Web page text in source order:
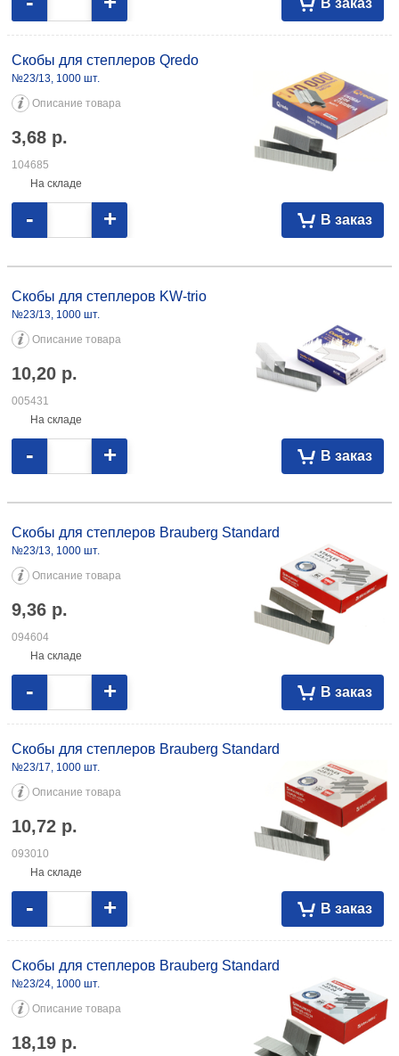
Скобы для степлеров Qredo
№23/13, 1000 шт.
Описание товара
3,68 р.
104685
На складе
В заказ
- +
Скобы для степлеров KW-trio
№23/13, 1000 шт.
Описание товара
10,20 р.
005431
На складе
В заказ
- +
№23/17, 1000 шт. 10,72 093010 №23/24, 1000 шт. 18,19 106060 №23/20,
1000 шт. 16,75 111583 №23/23, 1000 шт. 18,91 111584
Скобы для степлеров Brauberg Standard
№23/13, 1000 шт.
Описание товара
9,36 р.
094604
На складе
В заказ
- +
Скобы для степлеров Brauberg Standard
№23/17, 1000 шт.
Описание товара
10,72 р.
093010
На складе
В заказ
- +
Скобы для степлеров Brauberg Standard
№23/24, 1000 шт.
Описание товара
18,19 р.